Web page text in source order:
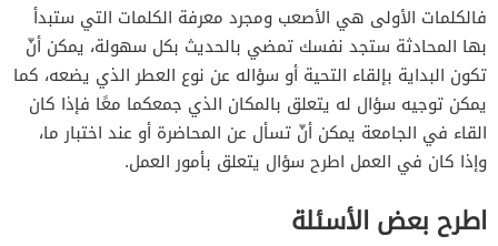
فالكلمات الأولى هي الأصعب ومجرد معرفة الكلمات التي ستبدأ
بها المحادثة ستجد نفسك تمضي بالحديث بكل سهولة، يمكن أنّ
تكون البداية بإلقاء التحية أو سؤاله عن نوع العطر الذي يضعه، كما
يمكن توجيه سؤال له يتعلق بالمكان الذي جمعكما معًا فإذا كان
القاء في الجامعة يمكن أنّ تسأل عن المحاضرة أو عند اختبار ما،
وإذا كان في العمل اطرح سؤال يتعلق بأمور العمل.
اطرح بعض الأسئلة